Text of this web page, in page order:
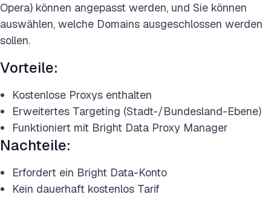
Opera) können angepasst werden, und Sie können
auswählen, welche Domains ausgeschlossen werden
sollen.
Vorteile:
Kostenlose Proxys enthalten
Erweitertes Targeting (Stadt-/Bundesland-Ebene)
Funktioniert mit Bright Data Proxy Manager
Nachteile:
Erfordert ein Bright Data-Konto
Kein dauerhaft kostenlos Tarif